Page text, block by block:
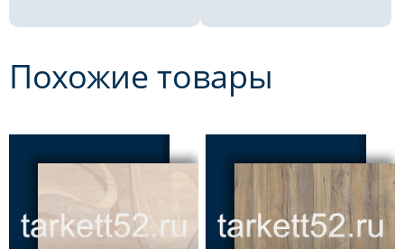
Похожие товары